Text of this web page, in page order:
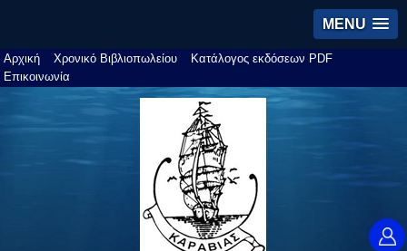
MENU
Αρχική Χρονικό Βιβλιοπωλείου
Κατάλογος εκδόσεων PDF
Επικοινωνία